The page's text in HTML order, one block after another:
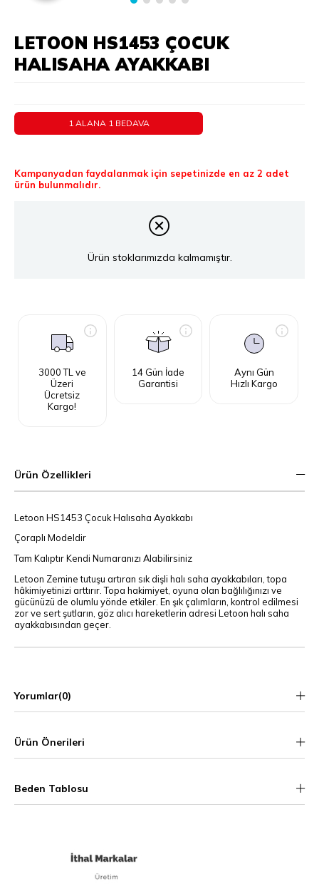
LETOON HS1453 ÇOCUK
HALISAHA AYAKKABI
1 ALANA 1 BEDAVA
Kampanyadan faydalanmak için sepetinizde en az 2 adet
ürün bulunmalıdır.
Ürün stoklarımızda kalmamıştır.
3000 TL ve
Üzeri
Ücretsiz
Kargo!
14 Gün İade
Garantisi
Aynı Gün
Hızlı Kargo
Ürün Özellikleri
Letoon HS1453 Çocuk Halısaha Ayakkabı
Çoraplı Modeldir
Tam Kalıptır Kendi Numaranızı Alabilirsiniz
Letoon Zemine tutuşu artıran sık dişli halı saha ayakkabıları, topa
hâkimiyetinizi arttırır. Topa hakimiyet, oyuna olan bağlılığınızı ve
gücünüzü de olumlu yönde etkiler. En şık çalımların, kontrol edilmesi
zor ve sert şutların, göz alıcı hareketlerin adresi Letoon halı saha
ayakkabısından geçer.
Yorumlar(0)
Ürün Önerileri
Beden Tablosu